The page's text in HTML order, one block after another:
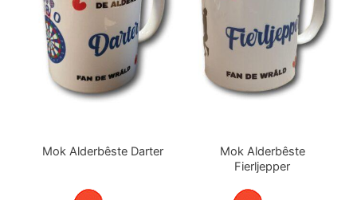
Mok Alderbêste Darter
Mok Alderbêste
Fierljepper